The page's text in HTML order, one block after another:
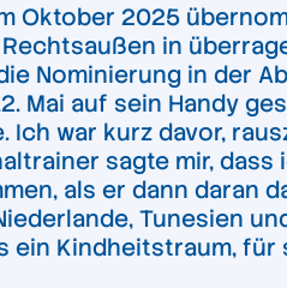
Oktober 2025
in
Nominierung in der
Mai auf sein Handy
war kurz davor,
sagte mir, dass
als er dann daran
Tunesien
Kindheitstraum,